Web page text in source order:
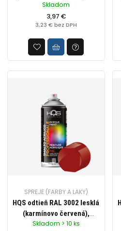
farba v spreji pre
profesionálne využitie,
objem 400ml
Skladom
3,97 €
3,23 € bez DPH
SPREJE (FARBY A LAKY)
HQS odtieň RAL 3002 lesklá
(karmínovo červená),
Akrylová farba v spreji pre
Skladom > 10 ks